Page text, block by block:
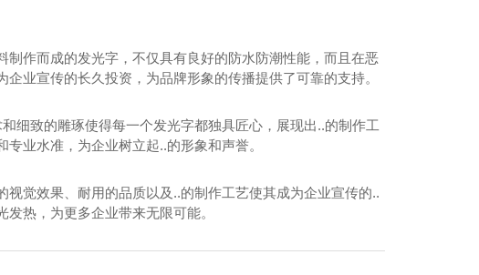
作而成的发光字，不仅具有良好的防水防潮性能，而且在恶
业宣传的长久投资，为品牌形象的传播提供了可靠的支持。
细致的雕琢使得每一个发光字都独具匠心，展现出..的制作工
业水准，为企业树立起..的形象和声誉。
觉效果、耐用的品质以及..的制作工艺使其成为企业宣传的..
热，为更多企业带来无限可能。